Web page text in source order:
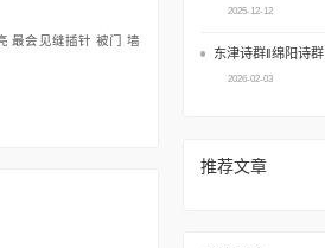
2025-12-12
东津诗群‖绵阳诗群
2026-02-03
推荐文章